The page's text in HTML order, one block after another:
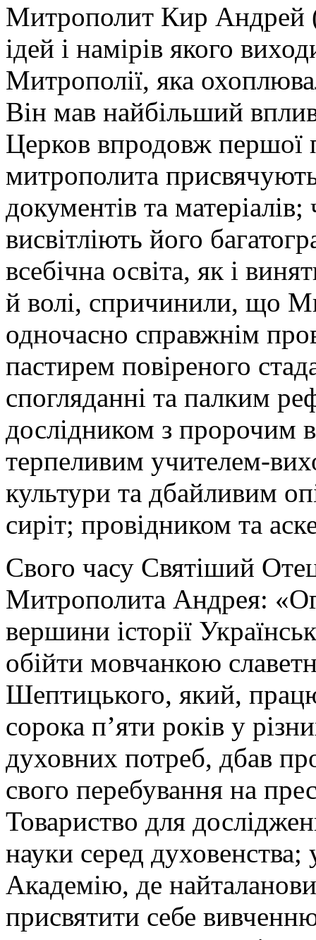
Митрополит Кир Андрей
ідей і намірів якого
Митрополії, яка
Він мав найбільший
Церков впродовж
митрополита
документів та
висвітліють його
всебічна освіта, як і
й волі, спричинили, що
одночасно справжнім
пастирем повіреного
спогляданні та палким
дослідником з пророчим
терпеливим учителем-
культури та дбайливим
сиріт; провідником та
Свого часу Святіший
Митрополита Андрея:
вершини історії
обійти мовчанкою
Шептицького, який,
сорока п’яти років у
духовних потреб, дбав
свого перебування на
Товариство для
науки серед духовенства;
Академію, де
присвятити себе